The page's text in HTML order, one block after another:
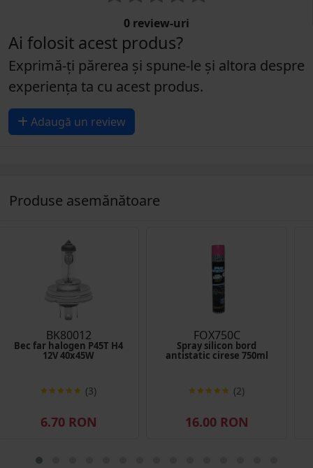
0 review-uri
Ai folosit acest produs?
Exprimă-ți părerea și spune-le și altora despre
experiența ta cu acest produs.
Adaugă un review
Produse asemănătoare
BK80012
Bec far halogen P45T H4
12V 40x45W
(3)
6.70 RON
FOX750C
Spray silicon bord
antistatic cirese 750ml
(2)
16.00 RON